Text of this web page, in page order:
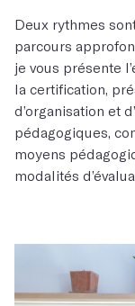
Deux rythmes
parcours
je vous présente
la certification,
d’organisation et
pédagogiques,
moyens
modalités